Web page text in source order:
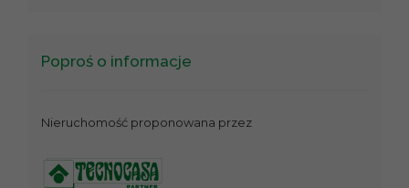
Poproś o informacje
Nieruchomość proponowana przez